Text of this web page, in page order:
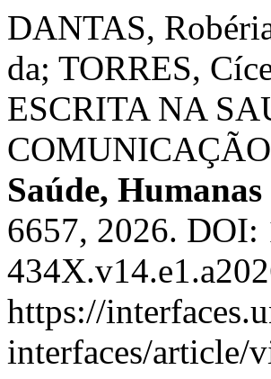
DANTAS,
da; TORRES,
ESCRITA NA
Saúde,
6657, 2026. DOI:
https://
interfaces/article/